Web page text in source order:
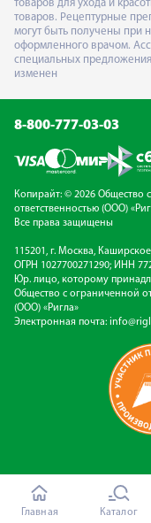
товаров для ухода и
товаров. Рецептурные
могут быть получены при
оформленного врачом.
специальных
изменен
8-800-777-03-03
Копирайт: © 2026 Общество
ответственностью (ООО)
Все права защищены
115201, г. Москва, Каширское
ОГРН 1027700271290; ИНН
Юр. лицо, которому
Общество с ограниченной
(ООО) «Ригла»
Электронная почта:
Главная Каталог